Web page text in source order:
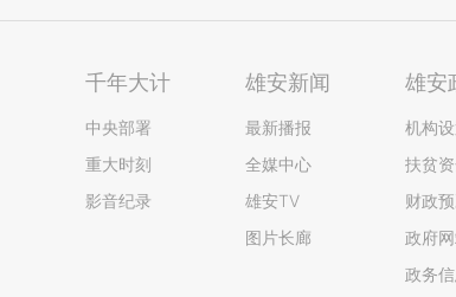
千年大计
中央部署
重大时刻
影音纪录
雄安新闻
最新播报
全媒中心
雄安TV
图片长廊
雄安
机构
扶贫
财政
政府
政务